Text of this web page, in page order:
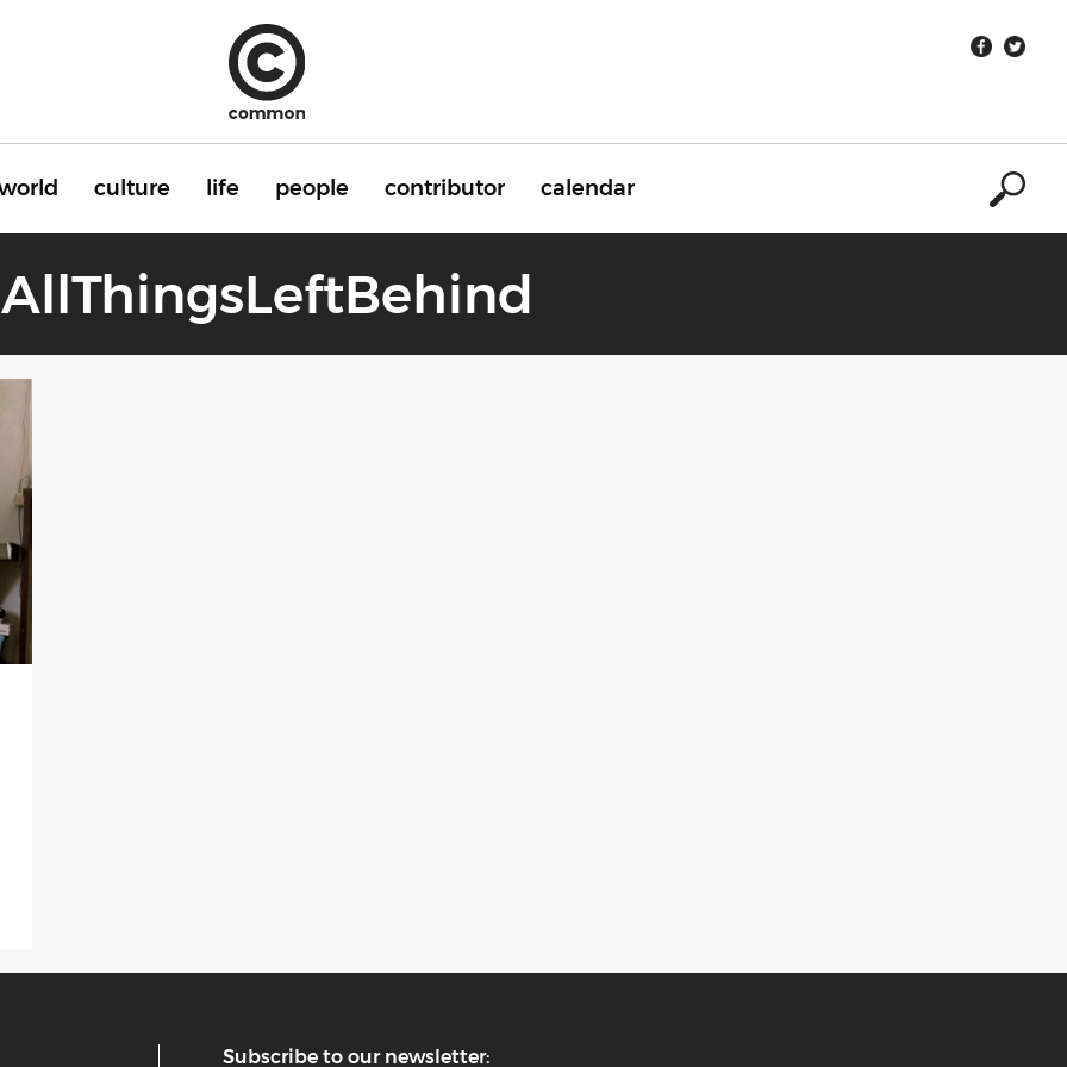
culture life people contributor calendar
AllThingsLeftBehind
Subscribe to our newsletter: